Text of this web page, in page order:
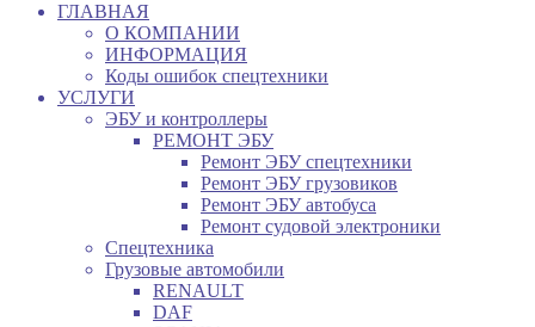
ГЛАВНАЯ
О КОМПАНИИ
ИНФОРМАЦИЯ
Коды ошибок спецтехники
УСЛУГИ
ЭБУ и контроллеры
РЕМОНТ ЭБУ
Ремонт ЭБУ спецтехники
Ремонт ЭБУ грузовиков
Ремонт ЭБУ автобуса
Ремонт судовой электроники
Спецтехника
Грузовые автомобили
RENAULT
DAF